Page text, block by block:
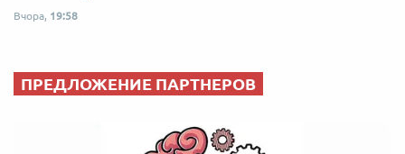
Вчора, 19:58
ПРЕДЛОЖЕНИЕ ПАРТНЕРОВ